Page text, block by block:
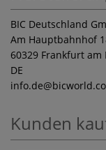
BIC Deutschland
Am Hauptbahnhof
60329 Frankfurt am
DE
info.de
Kunden